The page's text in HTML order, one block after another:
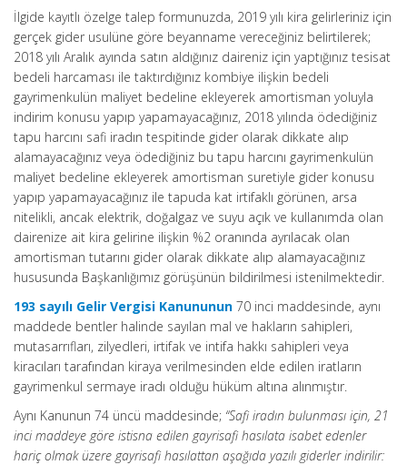
İlgide kayıtlı özelge talep formunuzda, 2019 yılı kira gelirleriniz için
gerçek gider usulüne göre beyanname vereceğiniz belirtilerek;
2018 yılı Aralık ayında satın aldığınız daireniz için yaptığınız tesisat
bedeli harcaması ile taktırdığınız kombiye ilişkin bedeli
gayrimenkulün maliyet bedeline ekleyerek amortisman yoluyla
indirim konusu yapıp yapamayacağınız, 2018 yılında ödediğiniz
tapu harcını safi iradın tespitinde gider olarak dikkate alıp
alamayacağınız veya ödediğiniz bu tapu harcını gayrimenkulün
maliyet bedeline ekleyerek amortisman suretiyle gider konusu
yapıp yapamayacağınız ile tapuda kat irtifaklı görünen, arsa
nitelikli, ancak elektrik, doğalgaz ve suyu açık ve kullanımda olan
dairenize ait kira gelirine ilişkin %2 oranında ayrılacak olan
amortisman tutarını gider olarak dikkate alıp alamayacağınız
hususunda Başkanlığımız görüşünün bildirilmesi istenilmektedir.
193 sayılı Gelir Vergisi Kanununun 70 inci maddesinde, aynı
maddede bentler halinde sayılan mal ve hakların sahipleri,
mutasarrıfları, zilyedleri, irtifak ve intifa hakkı sahipleri veya
kiracıları tarafından kiraya verilmesinden elde edilen iratların
gayrimenkul sermaye iradı olduğu hüküm altına alınmıştır.
Aynı Kanunun 74 üncü maddesinde; “Safi iradın bulunması için, 21
inci maddeye göre istisna edilen gayrisafi hasılata isabet edenler
hariç olmak üzere gayrisafi hasılattan aşağıda yazılı giderler indirilir: